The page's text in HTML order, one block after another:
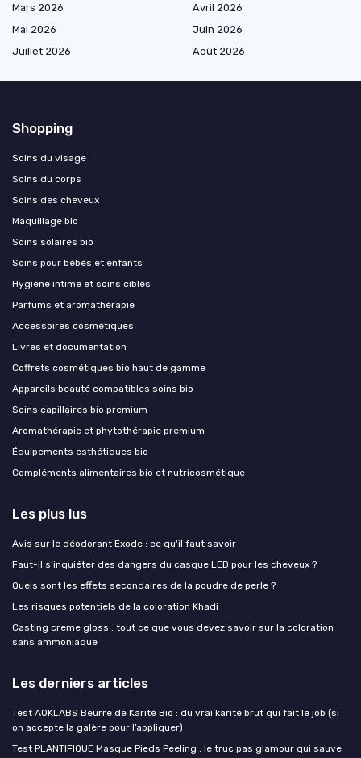
Mars 2026
Avril 2026
Mai 2026
Juin 2026
Juillet 2026
Août 2026
Shopping
Soins du visage
Soins du corps
Soins des cheveux
Maquillage bio
Soins solaires bio
Soins pour bébés et enfants
Hygiène intime et soins ciblés
Parfums et aromathérapie
Accessoires cosmétiques
Livres et documentation
Coffrets cosmétiques bio haut de gamme
Appareils beauté compatibles soins bio
Soins capillaires bio premium
Aromathérapie et phytothérapie premium
Équipements esthétiques bio
Compléments alimentaires bio et nutricosmétique
Les plus lus
Avis sur le déodorant Exode : ce qu'il faut savoir
Faut-il s’inquiéter des dangers du casque LED pour les cheveux ?
Quels sont les effets secondaires de la poudre de perle ?
Les risques potentiels de la coloration Khadi
Casting creme gloss : tout ce que vous devez savoir sur la coloration
sans ammoniaque
Les derniers articles
Test AOKLABS Beurre de Karité Bio : du vrai karité brut qui fait le job (si
on accepte la galère pour l’appliquer)
Test PLANTIFIQUE Masque Pieds Peeling : le truc pas glamour qui sauve